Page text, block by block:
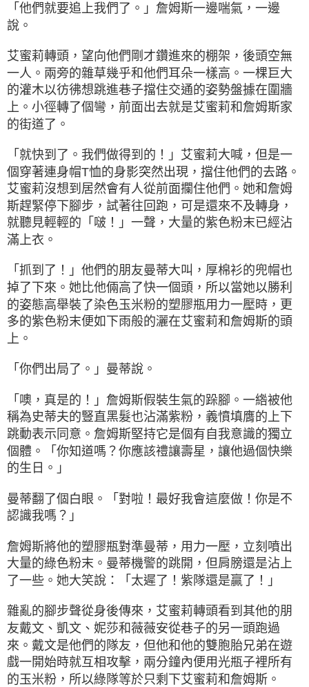
「他們就要追上我們了。」詹姆斯一邊喘氣，一邊
說。
艾蜜莉轉頭，望向他們剛才鑽進來的棚架，後頭空無
一人。兩旁的雜草幾乎和他們耳朵一樣高。一棵巨大
的灌木以彷彿想跳進巷子擋住交通的姿勢盤據在圍牆
上。小徑轉了個彎，前面出去就是艾蜜莉和詹姆斯家
的街道了。
「就快到了。我們做得到的！」艾蜜莉大喊，但是一
個穿著連身帽T恤的身影突然出現，擋住他們的去路。
艾蜜莉沒想到居然會有人從前面攔住他們。她和詹姆
斯趕緊停下腳步，試著往回跑，可是還來不及轉身，
就聽見輕輕的「啵！」一聲，大量的紫色粉末已經沾
滿上衣。
「抓到了！」他們的朋友曼蒂大叫，厚棉衫的兜帽也
掉了下來。她比他倆高了快一個頭，所以當她以勝利
的姿態高舉裝了染色玉米粉的塑膠瓶用力一壓時，更
多的紫色粉末便如下雨般的灑在艾蜜莉和詹姆斯的頭
上。
「你們出局了。」曼蒂說。
「噢，真是的！」詹姆斯假裝生氣的跺腳。一綹被他
稱為史蒂夫的豎直黑髮也沾滿紫粉，義憤填膺的上下
跳動表示同意。詹姆斯堅持它是個有自我意識的獨立
個體。「你知道嗎？你應該禮讓壽星，讓他過個快樂
的生日。」
曼蒂翻了個白眼。「對啦！最好我會這麼做！你是不
認識我嗎？」
詹姆斯將他的塑膠瓶對準曼蒂，用力一壓，立刻噴出
大量的綠色粉末。曼蒂機警的跳開，但肩膀還是沾上
了一些。她大笑說：「太遲了！紫隊還是贏了！」
雜亂的腳步聲從身後傳來，艾蜜莉轉頭看到其他的朋
友戴文、凱文、妮莎和薇薇安從巷子的另一頭跑過
來。戴文是他們的隊友，但他和他的雙胞胎兄弟在遊
戲一開始時就互相攻擊，兩分鐘內便用光瓶子裡所有
的玉米粉，所以綠隊等於只剩下艾蜜莉和詹姆斯。